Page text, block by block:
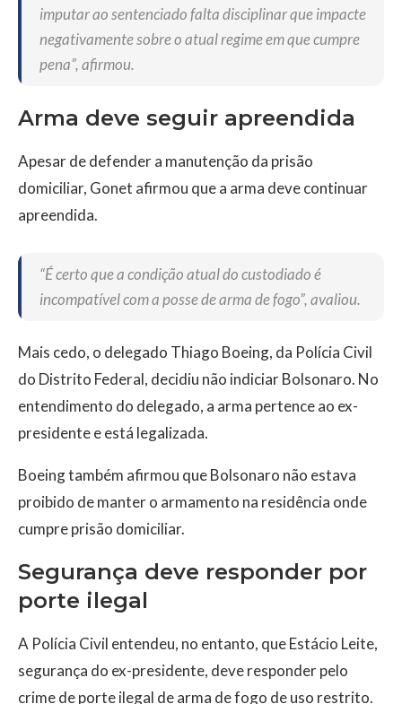
imputar ao sentenciado falta disciplinar que impacte
negativamente sobre o atual regime em que cumpre
pena”, afirmou.
Arma deve seguir apreendida
Apesar de defender a manutenção da prisão
domiciliar, Gonet afirmou que a arma deve continuar
apreendida.
“É certo que a condição atual do custodiado é
incompatível com a posse de arma de fogo”, avaliou.
Mais cedo, o delegado Thiago Boeing, da Polícia Civil
do Distrito Federal, decidiu não indiciar Bolsonaro. No
entendimento do delegado, a arma pertence ao ex-
presidente e está legalizada.
Boeing também afirmou que Bolsonaro não estava
proibido de manter o armamento na residência onde
cumpre prisão domiciliar.
Segurança deve responder por
porte ilegal
A Polícia Civil entendeu, no entanto, que Estácio Leite,
segurança do ex-presidente, deve responder pelo
crime de porte ilegal de arma de fogo de uso restrito.